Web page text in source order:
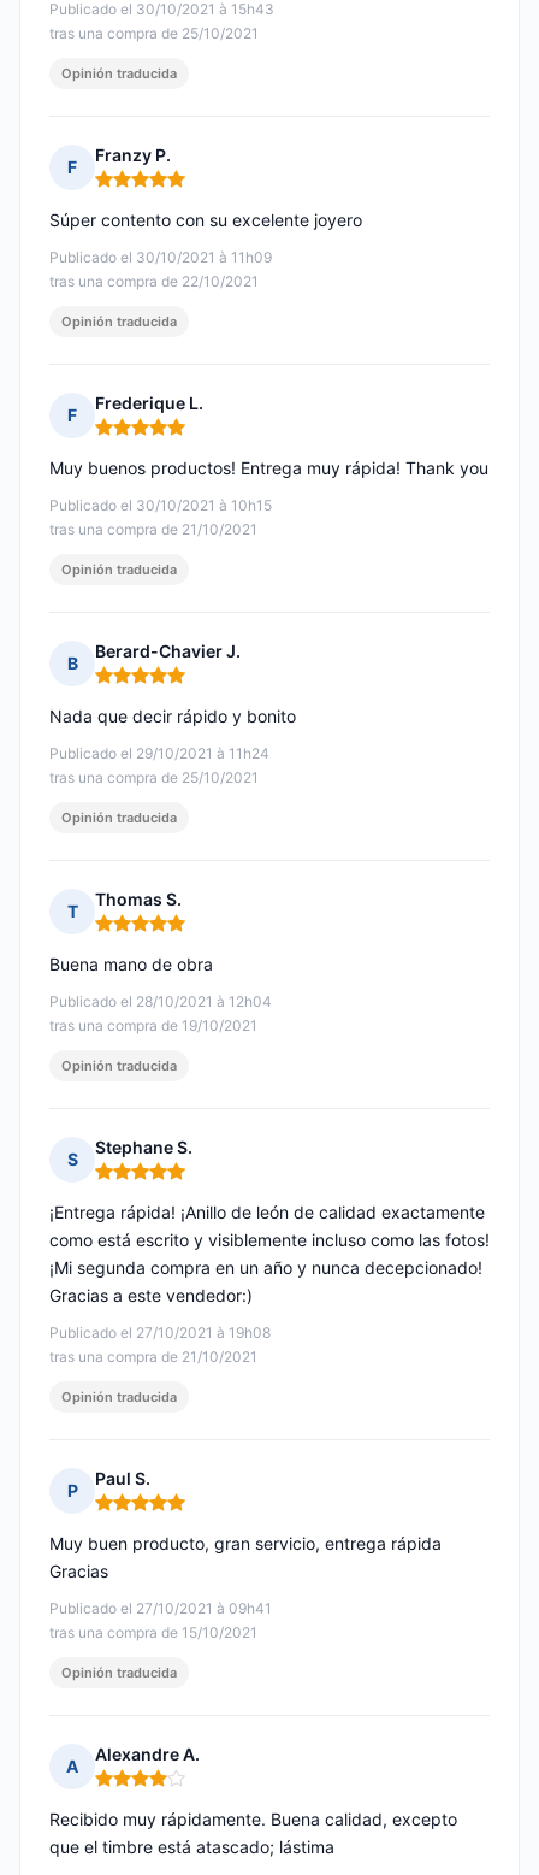
Publicado el 30/10/2021 à 15h43
tras una compra de 25/10/2021
Opinión traducida
F
Franzy P.
Nota: 5 de 5
Publicado el 30/10/2021 à 11h09
tras una compra de 22/10/2021
Súper contento con su excelente joyero
Opinión traducida
F
Frederique L.
Nota: 5 de 5
Publicado el 30/10/2021 à 10h15
tras una compra de 21/10/2021
Muy buenos productos! Entrega muy rápida! Thank you
Opinión traducida
B
Berard-Chavier J.
Nota: 5 de 5
Publicado el 29/10/2021 à 11h24
tras una compra de 25/10/2021
Nada que decir rápido y bonito
Opinión traducida
T
Thomas S.
Nota: 5 de 5
Publicado el 28/10/2021 à 12h04
tras una compra de 19/10/2021
Buena mano de obra
Opinión traducida
S
Stephane S.
Nota: 5 de 5
Publicado el 27/10/2021 à 19h08
tras una compra de 21/10/2021
¡Entrega rápida! ¡Anillo de león de calidad exactamente
como está escrito y visiblemente incluso como las fotos!
¡Mi segunda compra en un año y nunca decepcionado!
Gracias a este vendedor:)
Opinión traducida
P
Paul S.
Nota: 5 de 5
Publicado el 27/10/2021 à 09h41
tras una compra de 15/10/2021
Muy buen producto, gran servicio, entrega rápida
Gracias
Opinión traducida
A
Alexandre A.
Nota: 4 de 5
Recibido muy rápidamente. Buena calidad, excepto
que el timbre está atascado; lástima